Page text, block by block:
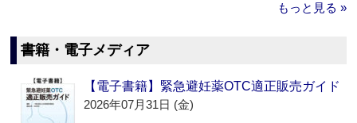
もっと見る »
書籍・電子メディア
【電子書籍】緊急避妊薬OTC適正販売ガイド
2026年07月31日 (金)